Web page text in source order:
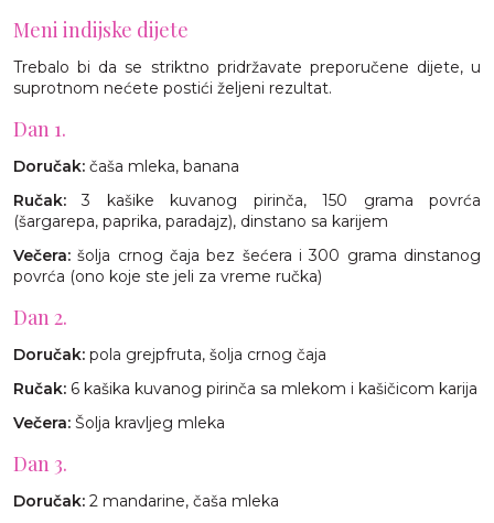
Meni indijske dijete
Trebalo bi da se striktno pridržavate preporučene dijete, u
suprotnom nećete postići željeni rezultat.
Dan 1.
Doručak: čaša mleka, banana
Ručak: 3 kašike kuvanog pirinča, 150 grama povrća
(šargarepa, paprika, paradajz), dinstano sa karijem
Večera: šolja crnog čaja bez šećera i 300 grama dinstanog
povrća (ono koje ste jeli za vreme ručka)
Dan 2.
Doručak: pola grejpfruta, šolja crnog čaja
Ručak: 6 kašika kuvanog pirinča sa mlekom i kašičicom karija
Večera: Šolja kravljeg mleka
Dan 3.
Doručak: 2 mandarine, čaša mleka